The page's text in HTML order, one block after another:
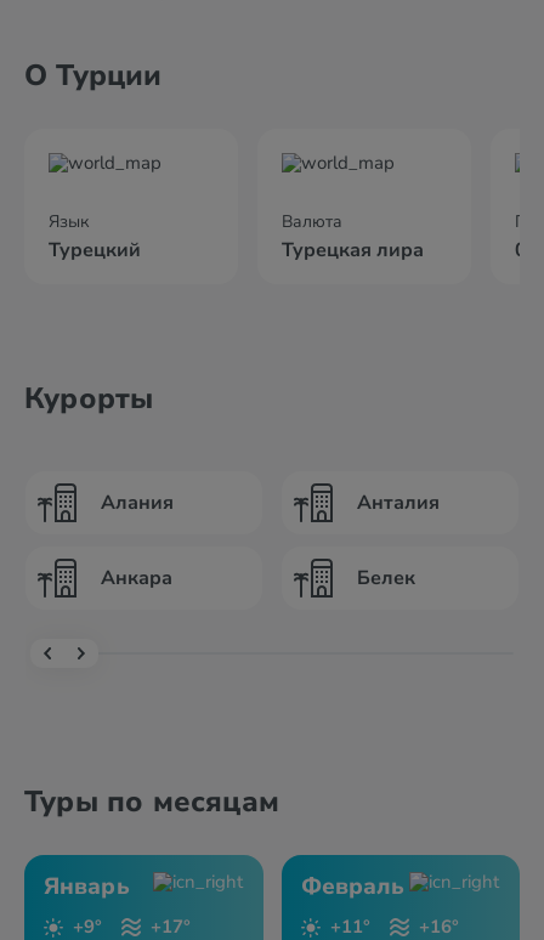
О Турции
Язык
Турецкий
Валюта
Турецкая лира
Курорты
Алания
Анкара
Анталия
Белек
Туры по месяцам
Январь
+9° +17°
Февраль
+11° +16°